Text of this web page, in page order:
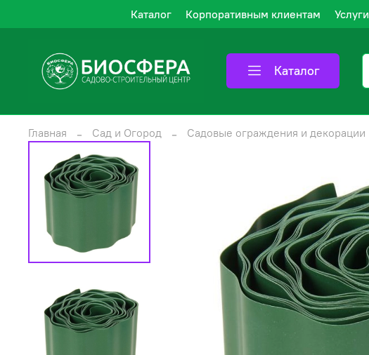
Каталог Корпоративным клиентам Услуги
Каталог
Главная Сад и Огород Садовые ограждения и декорации